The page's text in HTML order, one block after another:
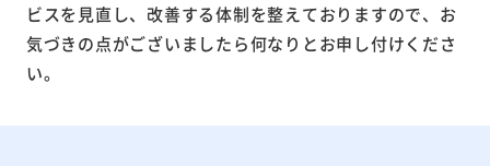
ビスを見直し、改善する体制を整えておりますので、お
気づきの点がございましたら何なりとお申し付けくださ
い。